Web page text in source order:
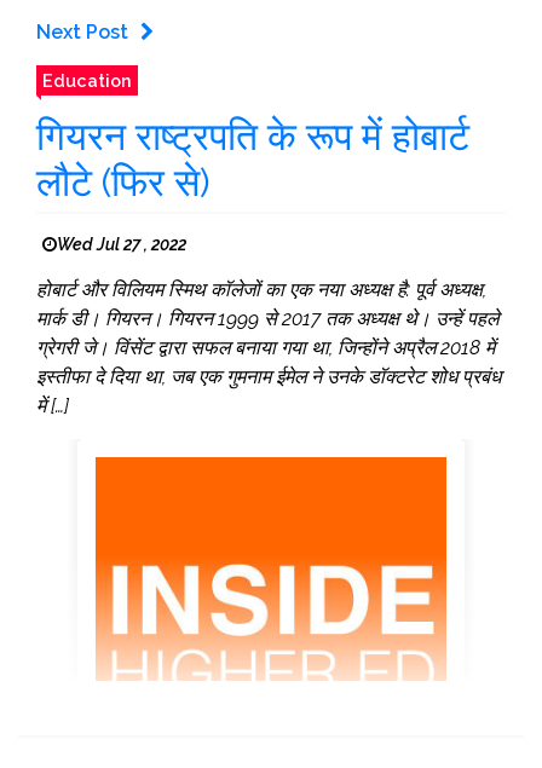
Next Post
Education
गियरन राष्ट्रपति के रूप में होबार्ट
लौटे (फिर से)
Wed Jul 27 , 2022
होबार्ट और विलियम स्मिथ कॉलेजों का एक नया अध्यक्ष है: पूर्व अध्यक्ष,
मार्क डी। गियरन। गियरन 1999 से 2017 तक अध्यक्ष थे। उन्हें पहले
ग्रेगरी जे। विंसेंट द्वारा सफल बनाया गया था, जिन्होंने अप्रैल 2018 में
इस्तीफा दे दिया था, जब एक गुमनाम ईमेल ने उनके डॉक्टरेट शोध प्रबंध
में […]